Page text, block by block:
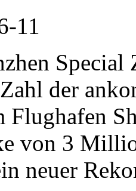
11
der
Flughafen
von 3
neuer